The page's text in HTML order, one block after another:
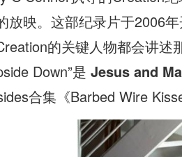
放映。这部纪录片于2006
的关键人物都会讲
Down”是 Jesus and
合集《Barbed Wire